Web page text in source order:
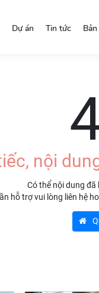
Dự án Tin tức
nội
Có thể nội dung đã
hỗ trợ vui lòng liên hệ